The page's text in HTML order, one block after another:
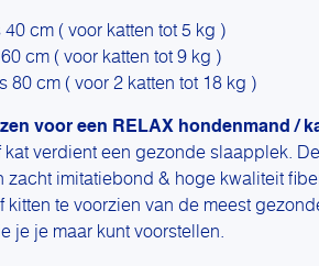
40 cm ( voor katten tot 5 kg )
cm ( voor katten tot 9 kg )
80 cm ( voor 2 katten tot 18 kg )
voor een RELAX hondenmand /
kat verdient een gezonde slaapplek.
zacht imitatiebond & hoge kwaliteit
kitten te voorzien van de meest
je je maar kunt voorstellen.